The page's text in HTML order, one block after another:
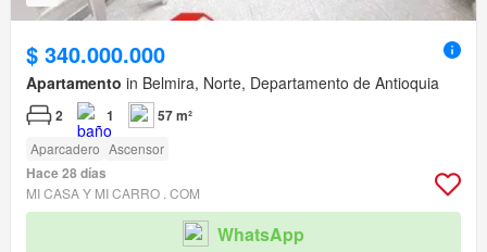
$ 340.000.000
Apartamento in Belmira, Norte, Departamento de Antioquia
2 1 57 m²
Aparcadero Ascensor
Hace 28 días
MI CASA Y MI CARRO . COM
WhatsApp